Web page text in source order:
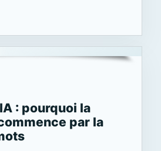
: pourquoi la
par la